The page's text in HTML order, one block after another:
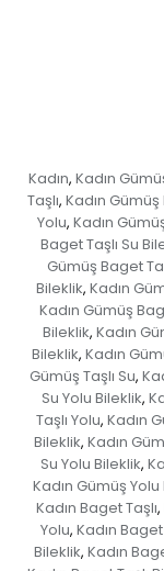
Kadın, Kadın
Taşlı, Kadın Gümüş
Yolu, Kadın
Baget Taşlı Su
Gümüş Baget
Bileklik, Kadın
Kadın Gümüş
Bileklik, Kadın
Bileklik, Kadın
Gümüş Taşlı Su,
Su Yolu Bileklik,
Taşlı Yolu, Kadın
Bileklik, Kadın
Su Yolu Bileklik,
Kadın Gümüş Yolu
Kadın Baget Taşlı,
Yolu, Kadın
Bileklik, Kadın